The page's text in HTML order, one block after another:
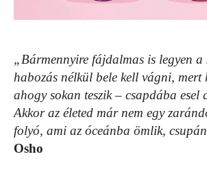
„Bármennyire fájdalmas is legyen a
habozás nélkül bele kell vágni, mert
ahogy sokan teszik – csapdába esel
Akkor az életed már nem egy
folyó, ami az óceánba ömlik,
Osho